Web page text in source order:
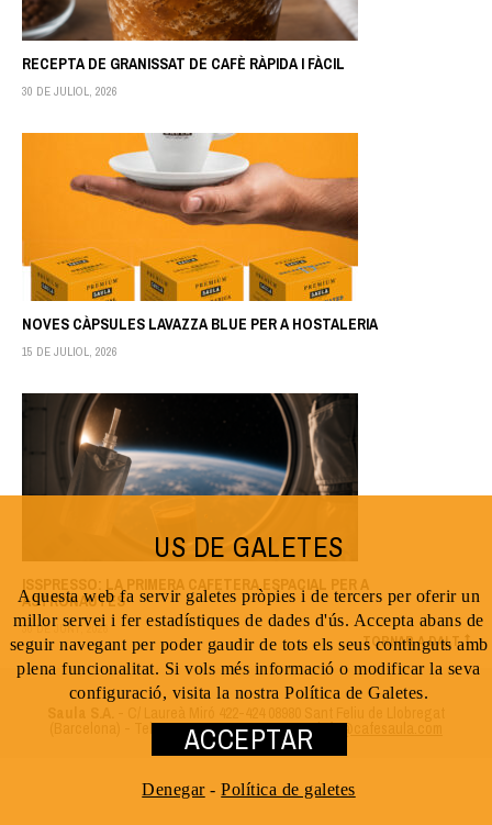
RECEPTA DE GRANISSAT DE CAFÈ RÀPIDA I FÀCIL
30 DE JULIOL, 2026
NOVES CÀPSULES LAVAZZA BLUE PER A HOSTALERIA
15 DE JULIOL, 2026
ISSPRESSO: LA PRIMERA CAFETERA ESPACIAL PER A
ASTRONAUTES
30 DE JUNY, 2026
(Barcelona) - Tel. 93 666 2698 - 93 666 2551 -info@cafesaula.com
TORNAR A DALT
US DE GALETES
Aquesta web fa servir galetes pròpies i de tercers per oferir un
millor servei i fer estadístiques de dades d'ús. Accepta abans de
seguir navegant per poder gaudir de tots els seus continguts amb
plena funcionalitat. Si vols més informació o modificar la seva
configuració, visita la nostra Política de Galetes.
ACCEPTAR
Denegar-Política de galetes